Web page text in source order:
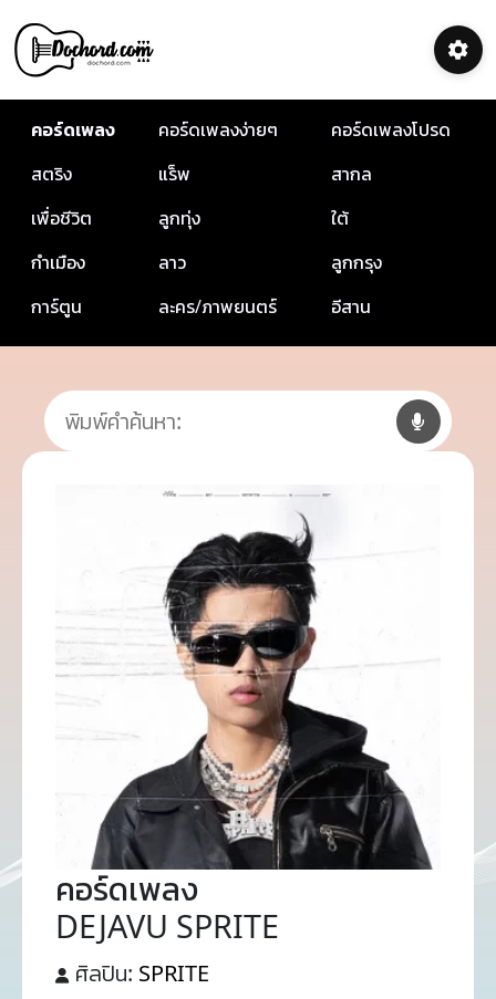
คอร์ดเพลง คอร์ดเพลงง่ายๆ
คอร์ดเพลงโปรด
สตริง
แร็พ
สากล
เพื่อชีวิต
ลูกทุ่ง
ใต้
กำเมือง
ลาว
ลูกกรุง
การ์ตูน
ละคร/ภาพยนตร์ อีสาน
คอร์ดเพลง
DEJAVU SPRITE
ศิลปิน: SPRITE